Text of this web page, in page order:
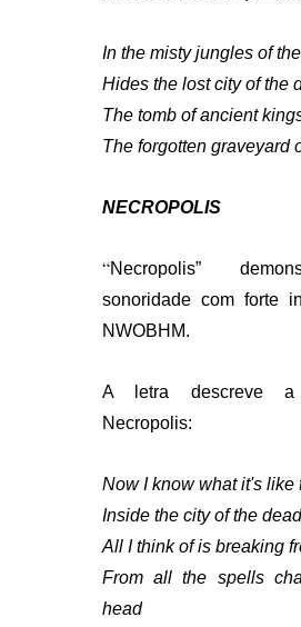
In the misty jungles of
Hides the lost city of the
The tomb of ancient
The forgotten graveyard
NECROPOLIS
“Necropolis”
sonoridade com forte
NWOBHM.
A letra descreve
Necropolis:
Now I know what it's like
Inside the city of the dead
All I think of is breaking
From all the spells
head